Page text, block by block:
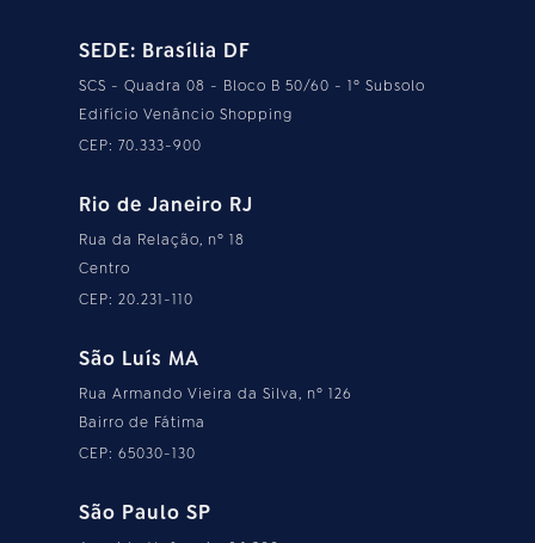
SEDE: Brasília DF
SCS - Quadra 08 - Bloco B 50/60 - 1º Subsolo
Edifício Venâncio Shopping
CEP: 70.333-900
Rio de Janeiro RJ
Rua da Relação, nº 18
Centro
CEP: 20.231-110
São Luís MA
Rua Armando Vieira da Silva, nº 126
Bairro de Fátima
CEP: 65030-130
São Paulo SP